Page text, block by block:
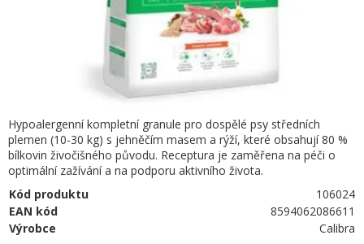
Hypoalergenní kompletní granule pro dospělé psy středních
plemen (10-30 kg) s jehněčím masem a rýží, které obsahují 80 %
bílkovin živočišného původu. Receptura je zaměřena na péči o
optimální zažívání a na podporu aktivního života.
Kód produktu
106024
EAN kód
8594062086611
Výrobce
Calibra